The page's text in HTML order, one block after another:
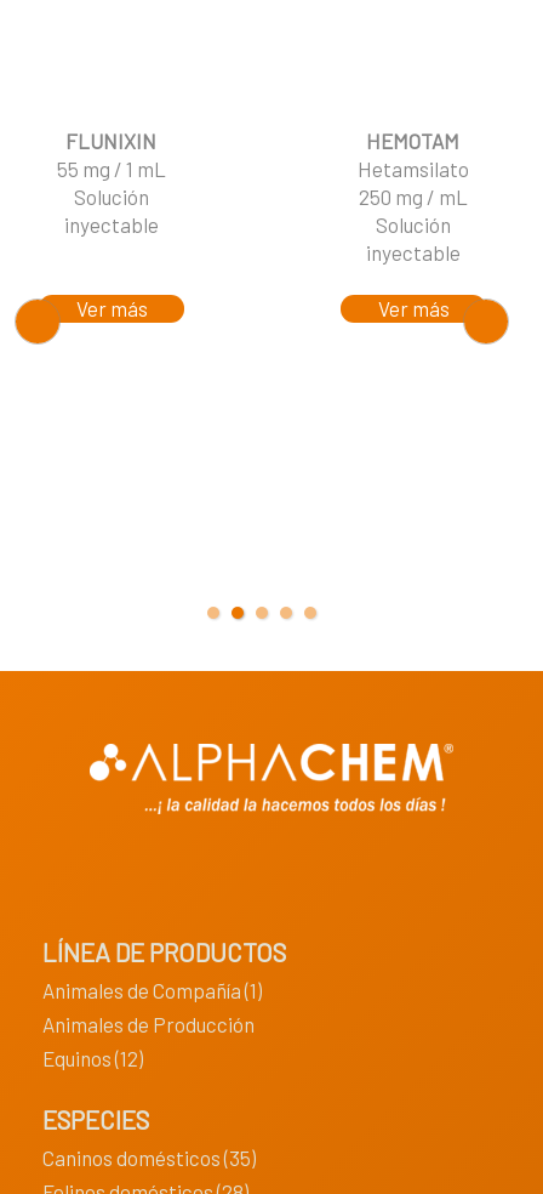
FLUNIXIN
55 mg / 1 mL
Solución
inyectable
Ver más
HEMOTAM
Hetamsilato
250 mg / mL
Solución
inyectable
Ver más
LÍNEA DE PRODUCTOS
Animales de Compañía (1)
Animales de Producción
Equinos (12)
ESPECIES
Caninos domésticos (35)